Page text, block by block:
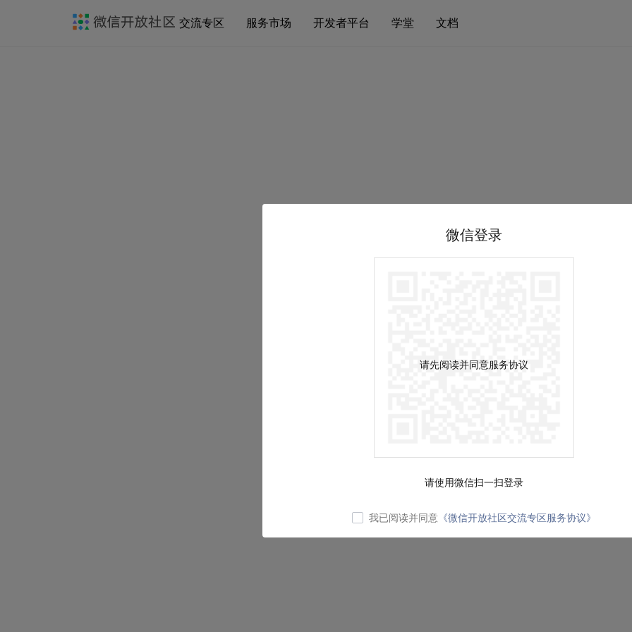
交流专区 服务市场 开发者平台 学堂 文档
微信登录
请先阅读并同意服务协议
请使用微信扫一扫登录
我已阅读并同意 《微信开放社区交流专区服务协议》